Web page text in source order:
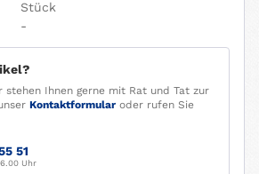
Stück
-
stehen Ihnen gerne mit Rat und Tat zur
Kontaktformular oder rufen Sie
51
Uhr